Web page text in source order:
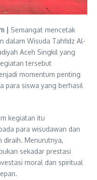
| Semangat mencetak
dalam Wisuda Tahfidz Al-
Aceh Singkil yang
tersebut
momentum penting
para siswa yang berhasil
kegiatan itu
para wisudawan dan
diraih. Menurutnya,
sekadar prestasi
moral dan spiritual